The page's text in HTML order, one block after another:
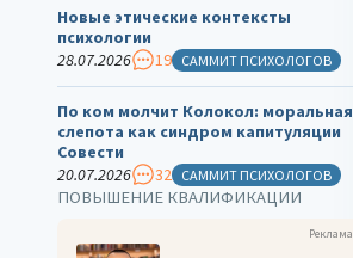
Новые этические контексты
психологии
28.07.2026
19 САММИТ ПСИХОЛОГОВ
По ком молчит Колокол: моральная
слепота как синдром капитуляции
Совести
20.07.2026
32 САММИТ ПСИХОЛОГОВ
ПОВЫШЕНИЕ КВАЛИФИКАЦИИ
Реклама